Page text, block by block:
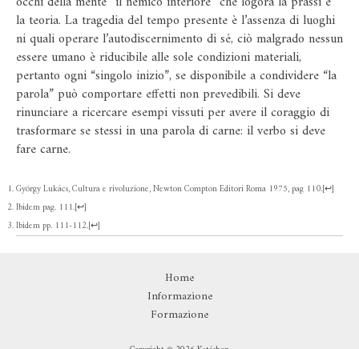
la teoria. La tragedia del tempo presente è l’assenza di luoghi
ni quali operare l’autodiscernimento di sé, ciò malgrado nessun
essere umano è riducibile alle sole condizioni materiali,
pertanto ogni “singolo inizio”, se disponibile a condividere “la
parola” può comportare effetti non prevedibili. Si deve
rinunciare a ricercare esempi vissuti per avere il coraggio di
trasformare se stessi in una parola di carne: il verbo si deve
fare carne.
György Lukács, Cultura e rivoluzione, Newton Compton Editori Roma 1975, pag 110.[↩]
Ibidem pag. 111.[↩]
Ibidem pp. 111-112.[↩]
Home
Informazione
Formazione